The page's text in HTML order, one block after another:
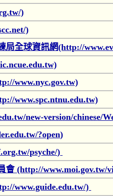
)
)
局全球資訊網(http://
www.nyc.gov.tw)
www.spc.ntnu.edu.tw)
new-version/chinese/
?open)
psyche/)
會 (http://www.moi.gov.tw/
www.guide.edu.tw/)